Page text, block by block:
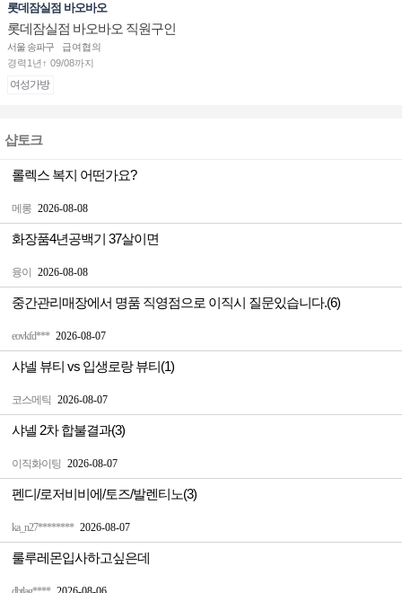
롯데잠실점 바오바오
롯데잠실점 바오바오 직원구인
서울 송파구
급여협의
경력1년↑ 09/08까지
여성가방
샵토크
메롱 2026-08-08
롤렉스 복지 어떤가요?
융이 2026-08-08
화장품4년공백기 37살이면
eovkfd*** 2026-08-07
중간관리매장에서 명품 직영점으로 이직시 질문있습니다.(6)
코스메틱 2026-08-07
샤넬 뷰티 vs 입생로랑 뷰티(1)
이직화이팅 2026-08-07
샤넬 2차 합불결과(3)
ka_n27******** 2026-08-07
펜디/로저비비에/토즈/발렌티노(3)
룰루레몬입사하고싶은데